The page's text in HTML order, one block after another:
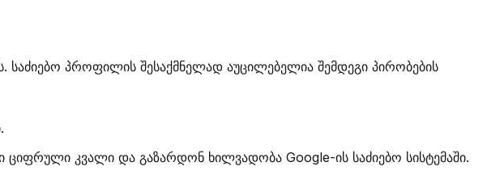
საძიებო პროფილის შესაქმნელად აუცილებელია შემდეგი პირობების
კვალი და გაზარდონ ხილვადობა Google-ის საძიებო სისტემაში.